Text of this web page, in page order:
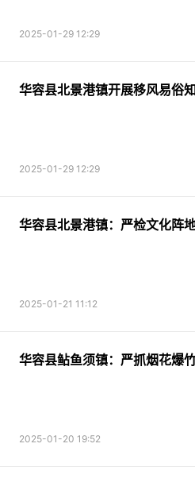
2025-01-29 12:29
华容县北景港镇开展移风易俗
2025-01-29 12:29
华容县北景港镇：严检文化阵
2025-01-21 11:12
华容县鲇鱼须镇：严抓烟花爆
2025-01-20 19:52